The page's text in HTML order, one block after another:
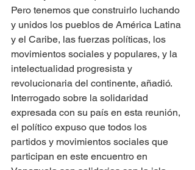
Pero tenemos que construirlo luchando
y unidos los pueblos de América Latina
y el Caribe, las fuerzas políticas, los
movimientos sociales y populares, y la
intelectualidad progresista y
revolucionaria del continente, añadió.
Interrogado sobre la solidaridad
expresada con su país en esta reunión,
el político expuso que todos los
partidos y movimientos sociales que
participan en este encuentro en